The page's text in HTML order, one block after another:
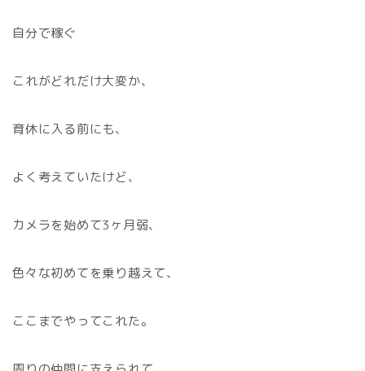
自分で稼ぐ
これがどれだけ大変か、
育休に入る前にも、
よく考えていたけど、
カメラを始めて3ヶ月弱、
色々な初めてを乗り越えて、
ここまでやってこれた。